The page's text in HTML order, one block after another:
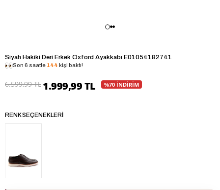
Siyah Hakiki Deri Erkek Oxford Ayakkabı E01054182741
Son 6 saatte 144 kişi baktı!
6.599,99 TL 1.999,99 TL %70 İNDİRİM
RENK SEÇENEKLERI